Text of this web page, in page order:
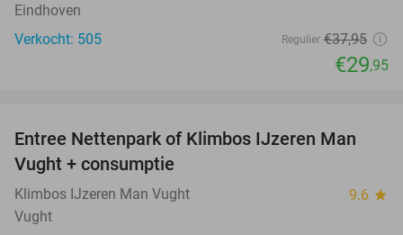
Eindhoven
Verkocht: 505
Regulier €37,95
€29,95
29%
Entree Nettenpark of Klimbos IJzeren Man
Vught + consumptie
Klimbos IJzeren Man Vught 9.6 star
Vught